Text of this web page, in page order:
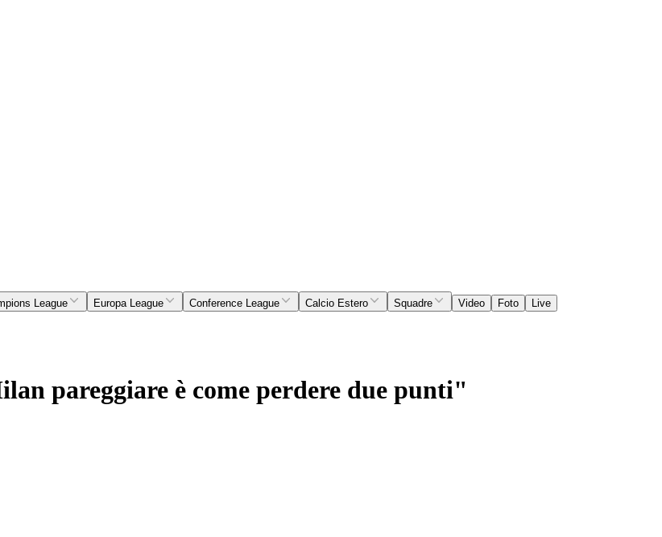
League Europa League Conference League Calcio Estero Squadre Video Foto
Live
pareggiare è come perdere due punti"